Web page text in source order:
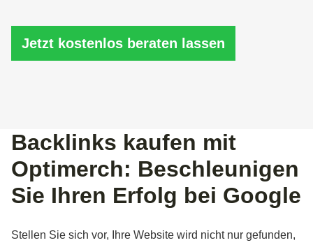
Jetzt kostenlos beraten lassen
Backlinks kaufen mit
Optimerch: Beschleunigen
Sie Ihren Erfolg bei Google
Stellen Sie sich vor, Ihre Website wird nicht nur gefunden,